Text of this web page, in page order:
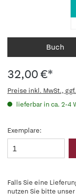
Buch
32,00 €*
Preise inkl. MwSt.,
lieferbar in ca. 2-4
Exemplare:
Falls Sie eine
nutzen Sie bitte unser